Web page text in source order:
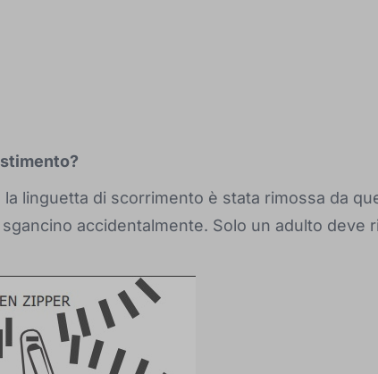
linguetta di scorrimento è stata rimossa da
accidentalmente. Solo un adulto deve